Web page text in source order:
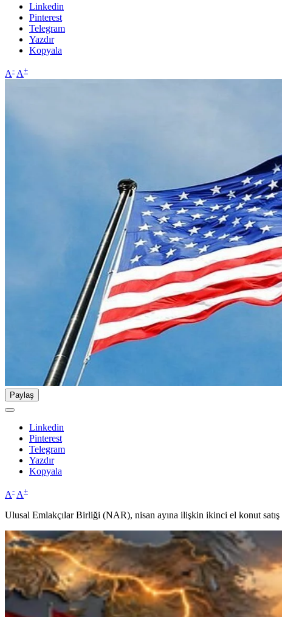
Linkedin
Pinterest
Telegram
Yazdır
Kopyala
A- A+
Paylaş
Linkedin
Pinterest
Telegram
Yazdır
Kopyala
A- A+
Ulusal Emlakçılar Birliği (NAR), nisan ayına ilişkin ikinci el konut satış